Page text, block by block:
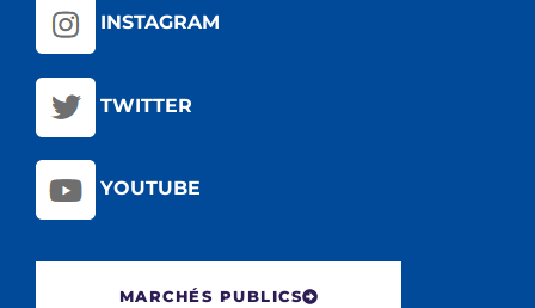
INSTAGRAM
TWITTER
YOUTUBE
MARCHÉS PUBLICS